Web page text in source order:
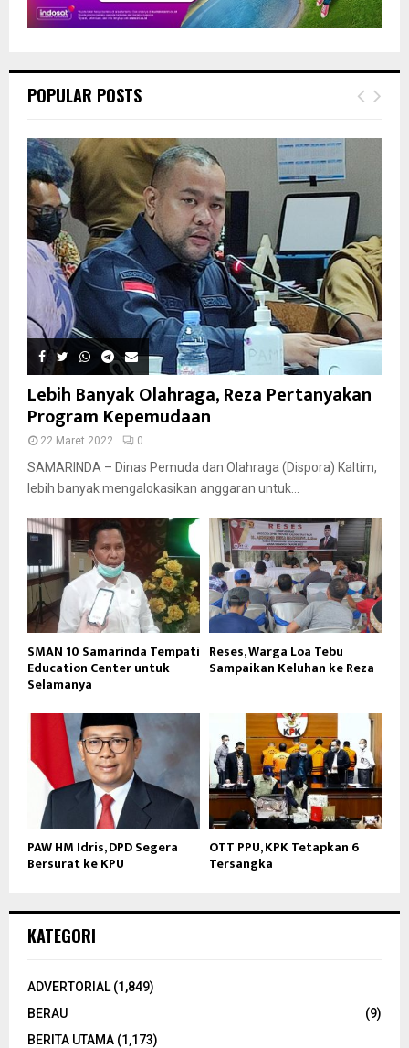
POPULAR POSTS
Lebih Banyak Olahraga, Reza Pertanyakan
Program Kepemudaan
22 Maret 2022 0
SAMARINDA – Dinas Pemuda dan Olahraga (Dispora) Kaltim,
lebih banyak mengalokasikan anggaran untuk...
SMAN 10 Samarinda Tempati
Education Center untuk
Selamanya
Reses, Warga Loa Tebu
Sampaikan Keluhan ke Reza
PAW HM Idris, DPD Segera
Bersurat ke KPU
OTT PPU, KPK Tetapkan 6
Tersangka
KATEGORI
ADVERTORIAL (1,849)
BERAU
(9)
BERITA UTAMA (1,173)